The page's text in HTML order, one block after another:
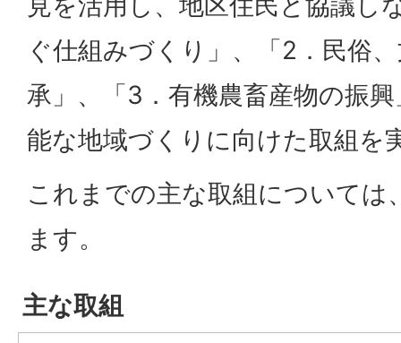
ぐ仕組みづくり」、「2．民俗
承」、「3．有機農畜産物の振
能な地域づくりに向けた取組を
これまでの主な取組については
ます。
主な取組